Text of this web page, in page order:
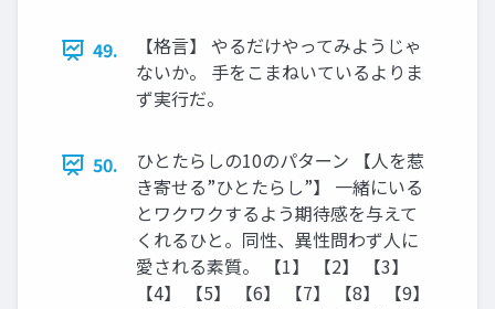
49.
【格言】 やるだけやってみようじゃ
ないか。 手をこまねいているよりま
ず実行だ。
50.
ひとたらしの10のパターン 【人を惹
き寄せる”ひとたらし”】 一緒にいる
とワクワクするよう期待感を与えて
くれるひと。同性、異性問わず人に
愛される素質。 【1】 【2】 【3】
【4】 【5】 【6】 【7】 【8】 【9】